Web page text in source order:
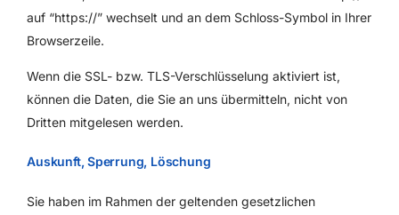
auf “https://” wechselt und an dem Schloss-Symbol in Ihrer
Browserzeile.
Wenn die SSL- bzw. TLS-Verschlüsselung aktiviert ist,
können die Daten, die Sie an uns übermitteln, nicht von
Dritten mitgelesen werden.
Auskunft, Sperrung, Löschung
Sie haben im Rahmen der geltenden gesetzlichen